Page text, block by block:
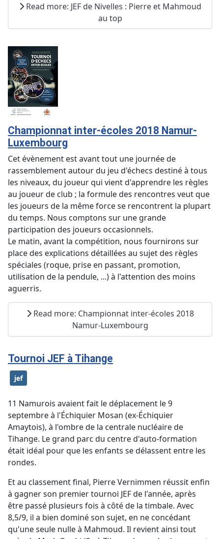
Read more: JEF de Nivelles : Pierre et Mahmoud
au top
Championnat inter-écoles 2018 Namur-
Luxembourg
Cet évènement est avant tout une journée de
rassemblement autour du jeu d'échecs destiné à tous
les niveaux, du joueur qui vient d'apprendre les règles
au joueur de club ; la formule des rencontres veut que
les joueurs de la même force se rencontrent la plupart
du temps. Nous comptons sur une grande
participation des joueurs occasionnels.
Le matin, avant la compétition, nous fournirons sur
place des explications détaillées au sujet des règles
spéciales (roque, prise en passant, promotion,
utilisation de la pendule, ...) à l'attention des moins
aguerris.
Read more: Championnat inter-écoles 2018
Namur-Luxembourg
Tournoi JEF à Tihange
jef
11 Namurois avaient fait le déplacement le 9
septembre à l'Échiquier Mosan (ex-Échiquier
Amaytois), à l'ombre de la centrale nucléaire de
Tihange. Le grand parc du centre d'auto-formation
était idéal pour que les enfants se délassent entre les
rondes.
Et au classement final, Pierre Vernimmen réussit enfin
à gagner son premier tournoi JEF de l'année, après
être passé plusieurs fois à côté de la timbale. Avec
8,5/9, il a bien dominé son sujet, en ne concédant
qu'une seule nulle à Mahmoud. Il revient ainsi tout